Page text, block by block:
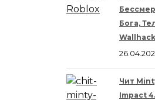
Бога,
Wallhack
Чит
Impact